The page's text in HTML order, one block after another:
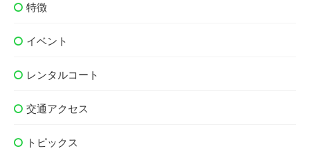
特徴
イベント
レンタルコート
交通アクセス
トピックス